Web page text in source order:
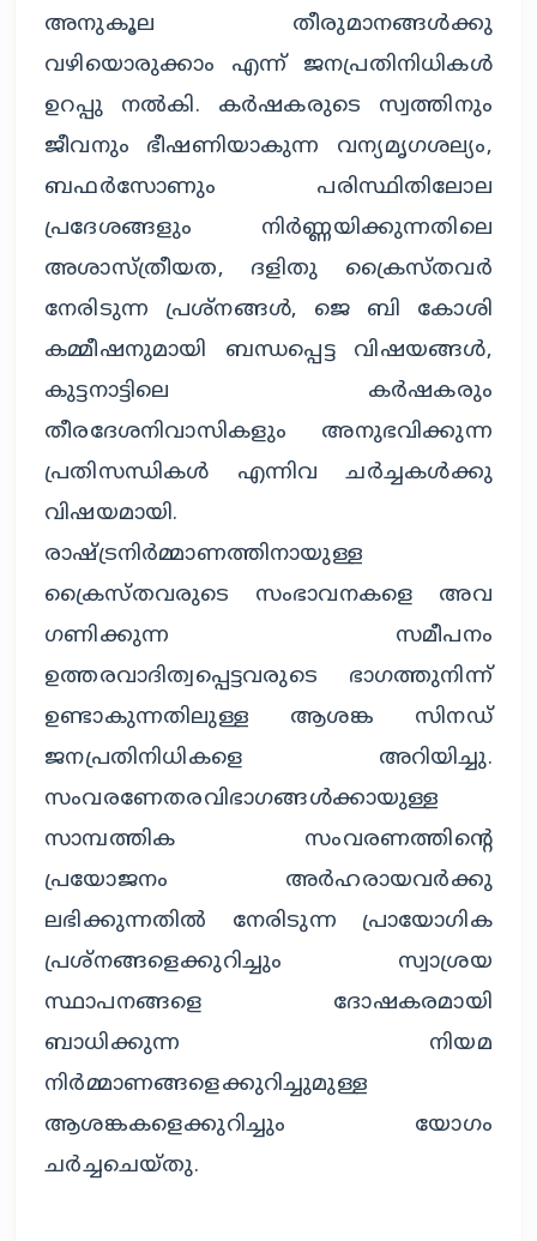
അനുകൂല തീരുമാനങ്ങൾക്കു
വഴിയൊരുക്കാം എന്ന് ജനപ്രതിനിധികൾ
ഉറപ്പു നൽകി. കർഷകരുടെ സ്വത്തിനും
ജീവനും ഭീഷണിയാകുന്ന വന്യമൃഗശല്യം,
ബഫർസോണും പരിസ്ഥിതിലോല
പ്രദേശങ്ങളും നിർണ്ണയിക്കുന്നതിലെ
അശാസ്ത്രീയത, ദളിതു ക്രൈസ്തവർ
നേരിടുന്ന പ്രശ്നങ്ങൾ, ജെ ബി കോശി
കമ്മീഷനുമായി ബന്ധപ്പെട്ട വിഷയങ്ങൾ,
കുട്ടനാട്ടിലെ കർഷകരും
തീരദേശനിവാസികളും അനുഭവിക്കുന്ന
പ്രതിസന്ധികൾ എന്നിവ ചർച്ചകൾക്കു
വിഷയമായി.
രാഷ്ട്രനിർമ്മാണത്തിനായുള്ള
ക്രൈസ്തവരുടെ സംഭാവനകളെ അവ​
ഗണിക്കുന്ന സമീപനം
ഉത്തരവാദിത്വപ്പെട്ടവരുടെ ഭാ​ഗത്തുനിന്ന്
ഉണ്ടാകുന്നതിലുള്ള ആശങ്ക സിനഡ്
ജനപ്രതിനിധികളെ അറിയിച്ചു.
സംവരണേതരവിഭാഗങ്ങൾക്കായുള്ള
സാമ്പത്തിക സംവരണത്തിന്റെ
പ്രയോജനം അർഹരായവർക്കു
ലഭിക്കുന്നതിൽ നേരിടുന്ന പ്രായോഗിക
പ്രശ്നങ്ങളെക്കുറിച്ചും സ്വാശ്രയ
സ്ഥാപനങ്ങളെ ദോഷകരമായി
ബാധിക്കുന്ന നിയമ
നിർമ്മാണങ്ങളെക്കുറിച്ചുമുള്ള
ആശങ്കകളെക്കുറിച്ചും യോഗം
ചർച്ചചെയ്തു.